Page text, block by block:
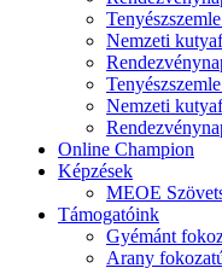
Nemzeti
Nemzeti
Online Champion
Képzések
MEOE
Támogatóink
Gyémánt
Arany